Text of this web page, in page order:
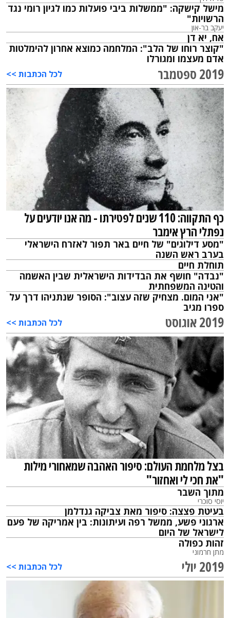
מישל קישקה: "ממשלות ביבי פועלות כמו לגיון רומי נגד
הרשויות"
יעקב בר-און
אח, יא דן
"קוצר רוחו של הלב": המלחמה כמוצא אחרון להימלטות
אדם מעצמו ומגורלו
2019 ספטמבר לכל הכתבות >>
כף התקווה: 110 שנים לפטירתו - מה אנו יודעים על
נפתלי הרץ אימבר
"מסע דילוגים" של חיים באר תפור לאזרח הישראלי
בערב ראש השנה
תוחלת חיים
"נבדה" חושף את הבדידות הישראלית שבין האשמה
והטינה המשפחתית
"אני המום. מצחיק שזה עצוב": הסופר שנתניהו דרך על
ספרו מגיב
2019 אוגוסט לכל הכתבות >>
בצל מלחמת העולם: סיפור האהבה שמאחורי מילות
"את חכי לי ואחזור"
מתוך השבר
יוסי סוכרי
בעיטת פצצה: סיפור מאת צביקה גנדלמן
ארגוני פשע, ממשל רפה ועיתונות: בין אמריקה של פעם
לישראל של היום
זהות כפולה
מתן חרמוני
2019 יולי לכל הכתבות >>